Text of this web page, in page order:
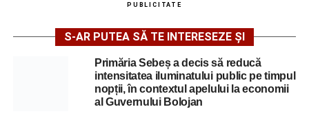
PUBLICITATE
S-AR PUTEA SĂ TE INTERESEZE ȘI
Primăria Sebeș a decis să reducă
intensitatea iluminatului public pe timpul
nopții, în contextul apelului la economii
al Guvernului Bolojan